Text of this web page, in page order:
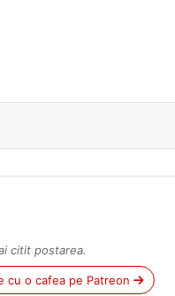
citit postarea.
cu o cafea pe Patreon